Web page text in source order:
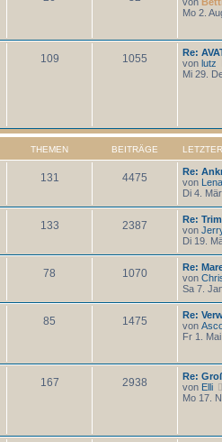
Mo 2.
109 1055
Re:
von lutz
Mi 29.
THEMEN BEITRÄGE
131 4475
Re:
von
Lena
Di 4.
133 2387
Re:
von
Di 19.
78 1070
Re:
von
Sa 7.
85 1475
Re:
von
Fr 1.
167 2938
Re:
von Elli
Mo 17.